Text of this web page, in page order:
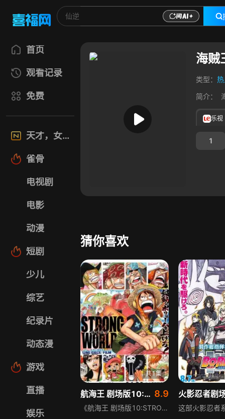
首页
观看记录
免费
天才，女友
雀骨
电视剧
电影
动漫
短剧
少儿
综艺
纪录片
动态漫
游戏
直播
娱乐
海贼
类型：
简介：
乐视
1
猜你喜欢
共1集
航海王 剧场版10:STRONG WORLD:强者天下 8.9
《航海王 剧场版10:STRONG WORLD:强者天下》围绕传说海贼金狮子史基展开，他曾成功从推进城越狱，还敢侵略海军总部，给海军造成巨大损失，相关传说在民间流传。草帽海贼团在前往伟大航路途中，得知路飞故乡东海遇危机，却被金狮子史基强行带走娜美，双方展开激烈火拼。